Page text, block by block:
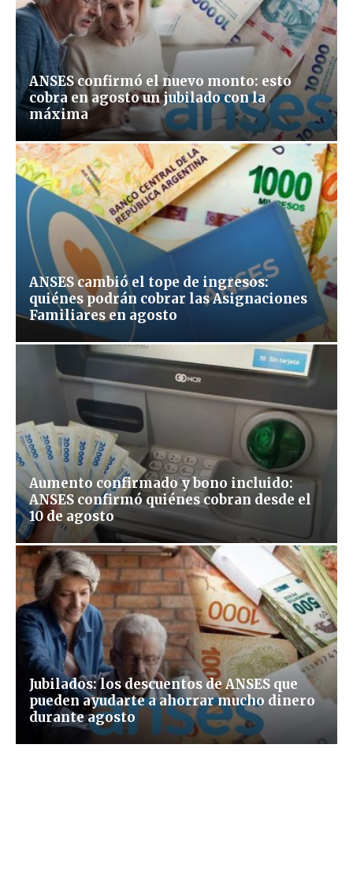
ANSES confirmó el nuevo monto: esto
cobra en agosto un jubilado con la
máxima
ANSES cambió el tope de ingresos:
quiénes podrán cobrar las Asignaciones
Familiares en agosto
Aumento confirmado y bono incluido:
ANSES confirmó quiénes cobran desde el
10 de agosto
Jubilados: los descuentos de ANSES que
pueden ayudarte a ahorrar mucho dinero
durante agosto